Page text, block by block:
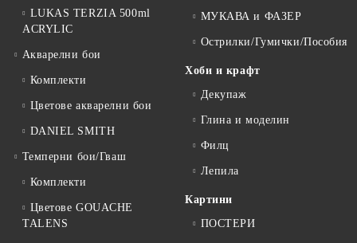
LUKAS TERZIA 500ml
ACRYLIC
Акварелни бои
Комплекти
Цветове акварелни бои
DANIEL SMITH
Темперни бои/Гваш
Комплекти
Цветове GOUACHE
TALENS
МУКАВА и ФАЗЕР
Острилки/Гумички/Пособия
Хоби и крафт
Декупаж
Глина и моделин
Филц
Лепила
Картини
ПОСТЕРИ